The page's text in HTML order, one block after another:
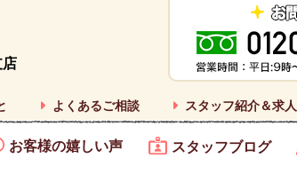
よくあるご相談 スタッフ紹介＆求人
お客様の嬉しい声 スタッフブログ